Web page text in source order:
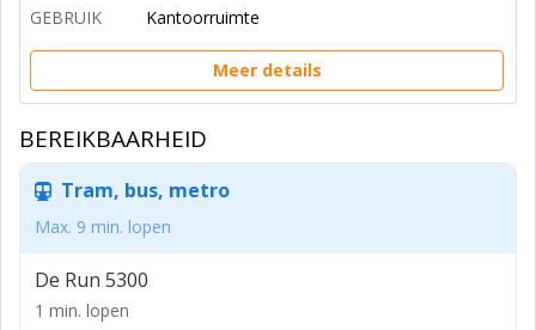
GEBRUIK Kantoorruimte
Meer details
BEREIKBAARHEID
Tram, bus, metro
Max. 9 min. lopen
De Run 5300
1 min. lopen